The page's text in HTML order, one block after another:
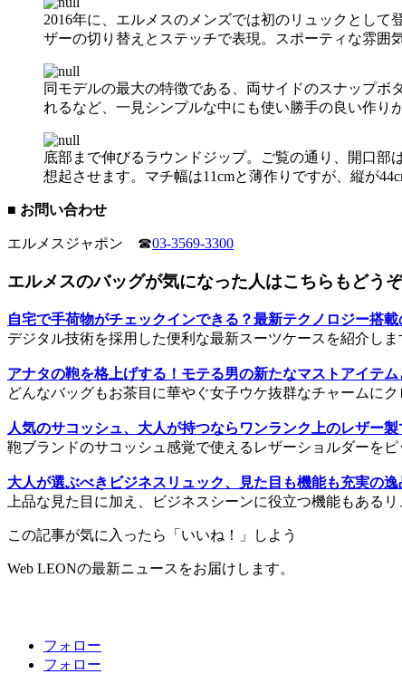
2016年に、エルメスのメンズでは初のリュックとし
ザーの切り替えとステッチで表現。スポーティな雰囲
同モデルの最大の特徴である、両サイドのスナップ
れるなど、一見シンプルな中にも使い勝手の良い作りが
底部まで伸びるラウンドジップ。ご覧の通り、開口
想起させます。マチ幅は11cmと薄作りですが、縦が
■ お問い合わせ
エルメスジャポン ☎03-3569-3300
エルメスのバッグが気になった人はこちらもどうぞ
自宅で手荷物がチェックインできる？最新テクノロジー搭
デジタル技術を採用した便利な最新スーツケースを紹介しま
アナタの鞄を格上げする！モテる男の新たなマストアイテム
どんなバッグもお茶目に華やぐ女子ウケ抜群なチャームにク
人気のサコッシュ、大人が持つならワンランク上のレザー製
鞄ブランドのサコッシュ感覚で使えるレザーショルダーをピ
大人が選ぶべきビジネスリュック、見た目も機能も充実の逸
上品な見た目に加え、ビジネスシーンに役立つ機能もあるリ
この記事が気に入ったら「いいね！」しよう
Web LEONの最新ニュースをお届けします。
フォロー
フォロー